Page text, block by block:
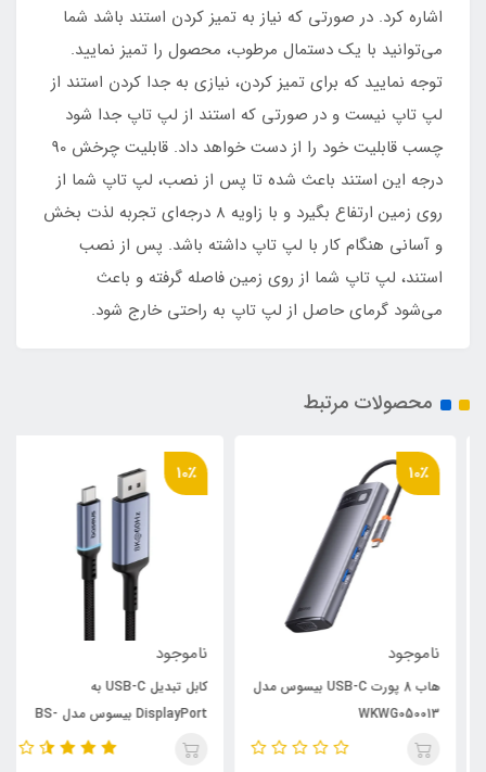
اشاره کرد. در صورتی که نیاز به تمیز کردن استند باشد شما
می‌توانید با یک دستمال مرطوب، محصول را تمیز نمایید.
توجه نمایید که برای تمیز کردن، نیازی به جدا کردن استند از
لپ تاپ نیست و در صورتی که استند از لپ تاپ جدا شود
چسب قابلیت خود را از دست خواهد داد. قابلیت چرخش 90
درجه این استند باعث شده تا پس از نصب، لپ تاپ شما از
روی زمین ارتفاع بگیرد و با زاویه 8 درجه‌ای تجربه لذت بخش
و آسانی هنگام کار با لپ تاپ داشته باشد. پس از نصب
استند، لپ تاپ شما از روی زمین فاصله گرفته و باعث
می‌شود گرمای حاصل از لپ تاپ به راحتی خارج شود.
محصولات مرتبط
10٪
ناموجود
هاب 8 پورت USB-C بیسوس مدل
WKWG050013
10٪
ناموجود
کابل تبدیل USB-C به
DisplayPort بیسوس مدل BS-
OH139 طول 1.5 متر